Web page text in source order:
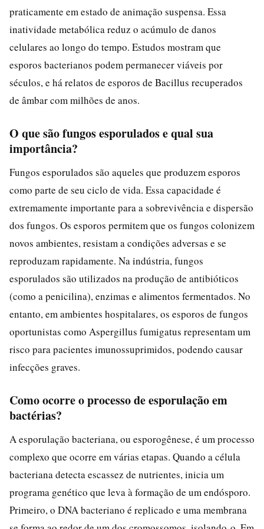
praticamente em estado de animação suspensa. Essa
inatividade metabólica reduz o acúmulo de danos
celulares ao longo do tempo. Estudos mostram que
esporos bacterianos podem permanecer viáveis por
séculos, e há relatos de esporos de Bacillus recuperados
de âmbar com milhões de anos.
O que são fungos esporulados e qual sua
importância?
Fungos esporulados são aqueles que produzem esporos
como parte de seu ciclo de vida. Essa capacidade é
extremamente importante para a sobrevivência e dispersão
dos fungos. Os esporos permitem que os fungos colonizem
novos ambientes, resistam a condições adversas e se
reproduzam rapidamente. Na indústria, fungos
esporulados são utilizados na produção de antibióticos
(como a penicilina), enzimas e alimentos fermentados. No
entanto, em ambientes hospitalares, os esporos de fungos
oportunistas como Aspergillus fumigatus representam um
risco para pacientes imunossuprimidos, podendo causar
infecções graves.
Como ocorre o processo de esporulação em
bactérias?
A esporulação bacteriana, ou esporogênese, é um processo
complexo que ocorre em várias etapas. Quando a célula
bacteriana detecta escassez de nutrientes, inicia um
programa genético que leva à formação de um endósporo.
Primeiro, o DNA bacteriano é replicado e uma membrana